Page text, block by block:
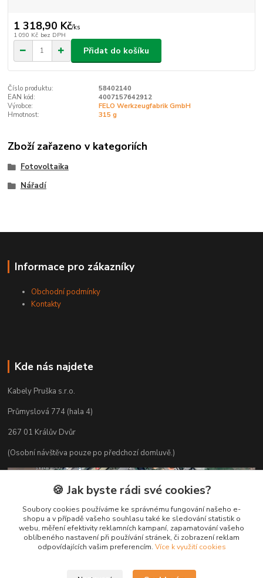
1 318,90 Kč/ks
1 090 Kč bez DPH
Přidat do košíku
Číslo produktu:
58402140
EAN kód:
4007157642912
Výrobce:
FELO Werkzeugfabrik GmbH
Hmotnost:
315 g
Zboží zařazeno v kategoriích
Fotovoltaika
Nářadí
Informace pro zákazníky
Obchodní podmínky
Kontakty
Kde nás najdete
Kabely Pruška s.r.o.
Průmyslová 774 (hala 4)
267 01 Králův Dvůr
(Osobní návštěva pouze po předchozí domluvě.)
🍪 Jak byste rádi své cookies?
Soubory cookies používáme ke správnému fungování našeho e-
shopu a v případě vašeho souhlasu také ke sledování statistik o
webu, měření efektivity reklamních kampaní, zapamatování vašeho
oblíbeného nastavení při používání stránek, či zobrazení reklam
odpovídajících vašim preferencím. Více k využití cookies